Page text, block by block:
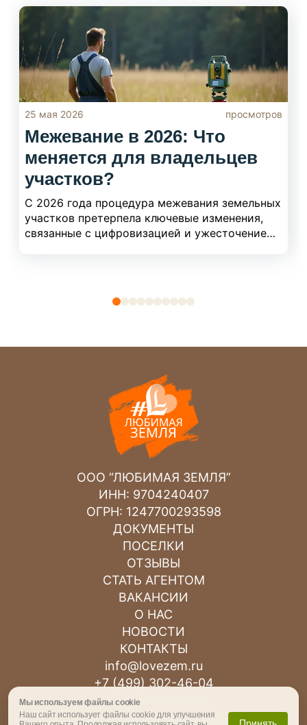
25 мая 2026 просмотров
Межевание в 2026: Что
меняется для владельцев
участков?
С 2026 года процедура межевания земельных
участков претерпела ключевые изменения,
связанные с цифровизацией и ужесточением
правильно размежевать участок в текущем
ООО “ЛЮБИМАЯ ЗЕМЛЯ”
ИНН: 9704240407
ОГРН: 1247700293598
ДОКУМЕНТЫ
ПОСЕЛКИ
ОТЗЫВЫ
СТАТЬ АГЕНТОМ
ВАКАНСИИ
О НАС
НОВОСТИ
КОНТАКТЫ
info@lovezem.ru
+7 (499) 302-46-04
Пн-Пт 9:00-18:00
Сб 12:00-15:00
Мы используем файлы cookie
Наш сайт использует файлы cookie для улучшения